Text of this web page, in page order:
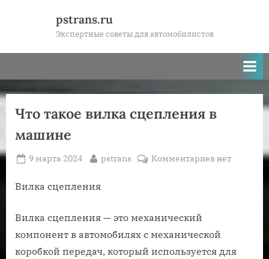
pstrans.ru
Экспертные советы для автомобилистов
Что такое вилка сцепления в
машине
Posted
9 марта 2024 By
pstrans Комментариевк
в
машине
нет
Вилка сцепления
Вилка сцепления — это механический
компонент в автомобилях с механической
коробкой передач, который используется для